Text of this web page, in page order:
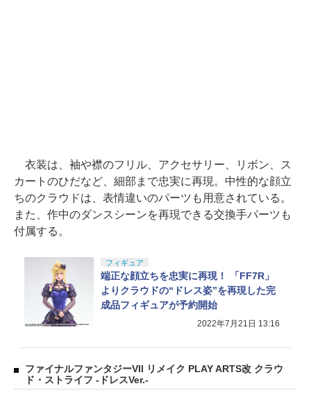
衣装は、袖や襟のフリル、アクセサリー、リボン、ス
カートのひだなど、細部まで忠実に再現。中性的な顔立
ちのクラウドは、表情違いのパーツも用意されている。
また、作中のダンスシーンを再現できる交換手パーツも
付属する。
フィギュア
端正な顔立ちを忠実に再現！ 「FF7R」
よりクラウドの“ドレス姿”を再現した完
成品フィギュアが予約開始
2022年7月21日 13:16
ファイナルファンタジーVII リメイク PLAY ARTS改 クラウ
ド・ストライフ -ドレスVer.-